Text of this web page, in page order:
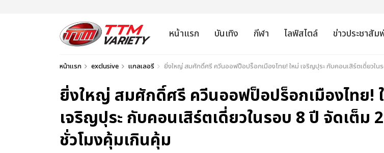
หน้าแรก บันเทิง กีฬา ไลฟ์สไตล์ ข่าวประชาสั
หน้าแรก exclusive แกลเลอรี ยิ่งใหญ่ สมศักดิ์ศรี ควีนออฟป็อปร็อกเมืองไทย! ใหม่ เจริญปุระ กับคอนเสิร์ตเดี่ยวใน
ยิ่งใหญ่ สมศักดิ์ศรี ควีนออฟป็อปร็อกเมืองไทย!
เจริญปุระ กับคอนเสิร์ตเดี่ยวในรอบ 8 ปี จัดเต็ม
ชั่วโมงคุ้มเกินคุ้ม